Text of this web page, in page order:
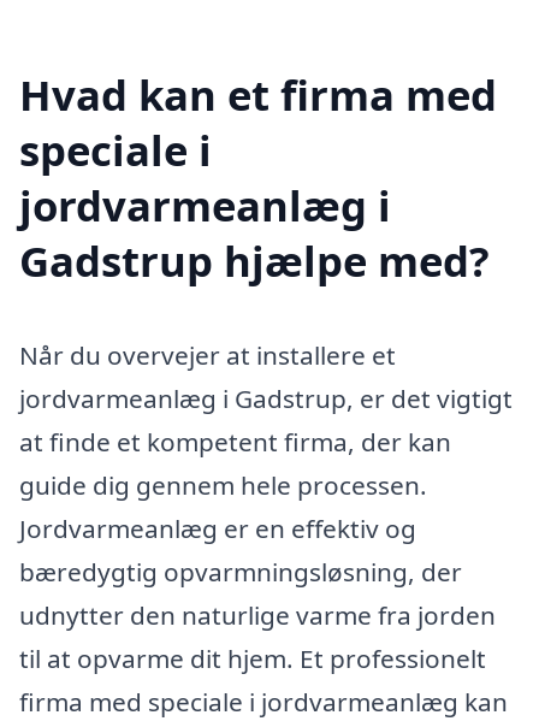
Hvad kan et firma med
speciale i
jordvarmeanlæg i
Gadstrup hjælpe med?
Når du overvejer at installere et
jordvarmeanlæg i Gadstrup, er det vigtigt
at finde et kompetent firma, der kan
guide dig gennem hele processen.
Jordvarmeanlæg er en effektiv og
bæredygtig opvarmningsløsning, der
udnytter den naturlige varme fra jorden
til at opvarme dit hjem. Et professionelt
firma med speciale i jordvarmeanlæg kan